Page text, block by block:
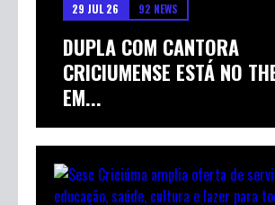
29 JUL 26 92 NEWS
DUPLA COM CANTORA
CRICIUMENSE ESTÁ NO
EM...